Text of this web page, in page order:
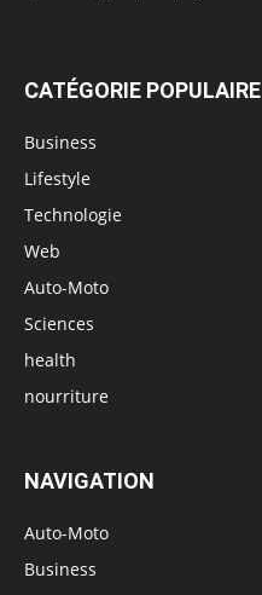
CATÉGORIE POPULAIRE
Business
Lifestyle
Technologie
Web
Auto-Moto
Sciences
health
nourriture
NAVIGATION
Auto-Moto
Business